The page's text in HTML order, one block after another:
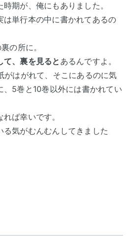
期が、俺にもありました。
単行本の中に書かれてあるの
の所に。
て、裏を見ると あるんですよ。
はがれて、そこにあるのに気
、5巻と10巻以外には書かれてい
ば幸いです。
気がむんむんしてきました